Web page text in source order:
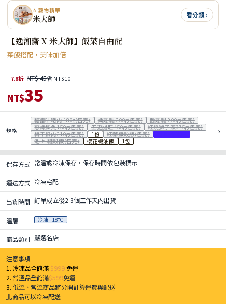
⭐ 穀物精華
米大師 看分類 ›
【逸湘齋 X 米大師】飯菜自由配
菜飯搭配，美味加倍
7.8折 NT$ 45省 NT$10
NT$35
規格
糖醋咕咾肉 180g(售完) 燻雞腿 200g(售完)
醬雞腿 200g(售完)
蔥烤鯽魚150g(售完)
五更腸旺450g(售完)
紅燒獅子頭375g(售完)
梅干扣肉210g(售完)
1份 紅藜纖穀飯(售完)
池上-糙穀飯(售完)
櫻花蝦油飯 1包
›
保存方式 常溫或冷凍保存，保存時間依包裝標示
運送方式 冷凍宅配
出貨時間 訂單成立後2-3個工作天內出貨
溫層 冷凍 -18°C
商品類別 嚴選名店
注意事項
1. 冷凍品全館滿 $999免運
2. 常溫品全館滿$599免運
3.低溫、常溫商品將分開計算運費與配送
此商品可以冷凍配送